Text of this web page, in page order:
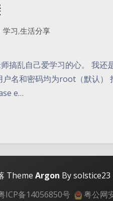
学习,生活分享
乱自己爱学习的心。 我还
名和密码均为root（默认）
e…
Theme Argon By solstice23
ICP备14056850号 粤公网